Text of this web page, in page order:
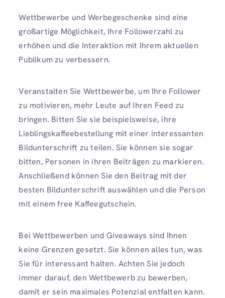
Wettbewerbe und Werbegeschenke sind eine
großartige Möglichkeit, Ihre Followerzahl zu
erhöhen und die Interaktion mit Ihrem aktuellen
Publikum zu verbessern.
Veranstalten Sie Wettbewerbe, um Ihre Follower
zu motivieren, mehr Leute auf Ihren Feed zu
bringen. Bitten Sie sie beispielsweise, ihre
Lieblingskaffeebestellung mit einer interessanten
Bildunterschrift zu teilen. Sie können sie sogar
bitten, Personen in ihren Beiträgen zu markieren.
Anschließend können Sie den Beitrag mit der
besten Bildunterschrift auswählen und die Person
mit einem free Kaffeegutschein.
Bei Wettbewerben und Giveaways sind Ihnen
keine Grenzen gesetzt. Sie können alles tun, was
Sie für interessant halten. Achten Sie jedoch
immer darauf, den Wettbewerb zu bewerben,
damit er sein maximales Potenzial entfalten kann.